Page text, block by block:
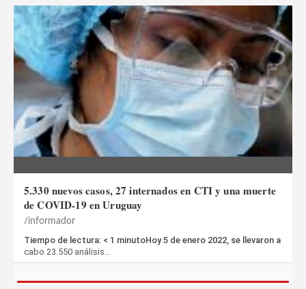
5.330 nuevos casos, 27 internados en CTI y una muerte
de COVID-19 en Uruguay
informador
Tiempo de lectura: < 1 minutoHoy 5 de enero 2022, se llevaron a
cabo 23.550 análisis…